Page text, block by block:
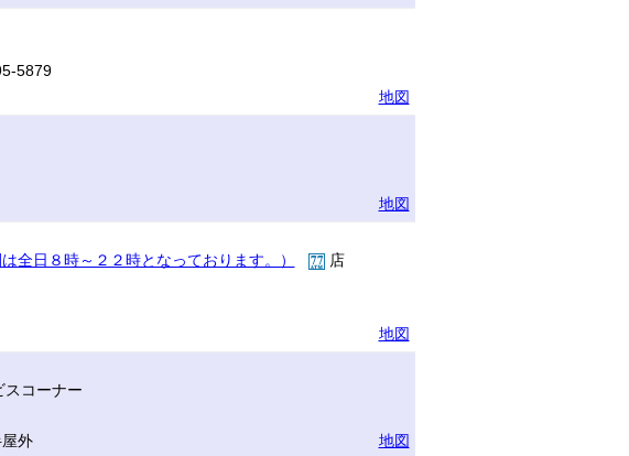
5879
地図
地図
全日８時～２２時となっております。）
店
地図
スコーナー
外
地図